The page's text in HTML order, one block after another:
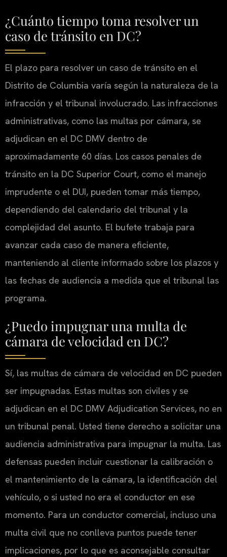
¿Cuánto tiempo toma resolver un
caso de tránsito en DC?
El plazo para resolver un caso de tránsito en el
Distrito de Columbia varía según la naturaleza de la
infracción y el tribunal involucrado. Las infracciones
administrativas, como las multas por cámara, se
adjudican en el DC DMV dentro de
aproximadamente 60 días. Los casos penales de
tránsito en la DC Superior Court, como el manejo
imprudente o el DUI, pueden tomar más tiempo,
dependiendo del calendario del tribunal y la
complejidad del asunto. El bufete trabaja para
avanzar cada caso de manera eficiente,
manteniendo al cliente informado sobre los plazos y
las fechas de audiencia a medida que el tribunal las
programa.
¿Puedo impugnar una multa de
cámara de velocidad en DC?
Sí, las multas de cámara de velocidad en DC pueden
ser impugnadas. Estas multas son civiles y se
adjudican en el DC DMV Adjudication Services, no en
un tribunal penal. Usted tiene derecho a solicitar una
audiencia administrativa para impugnar la multa. Las
defensas pueden incluir cuestionar la calibración o
el mantenimiento de la cámara, la identificación del
vehículo, o si usted no era el conductor en ese
momento. Para un conductor comercial, incluso una
multa civil que no conlleva puntos puede tener
implicaciones, por lo que es aconsejable consultar